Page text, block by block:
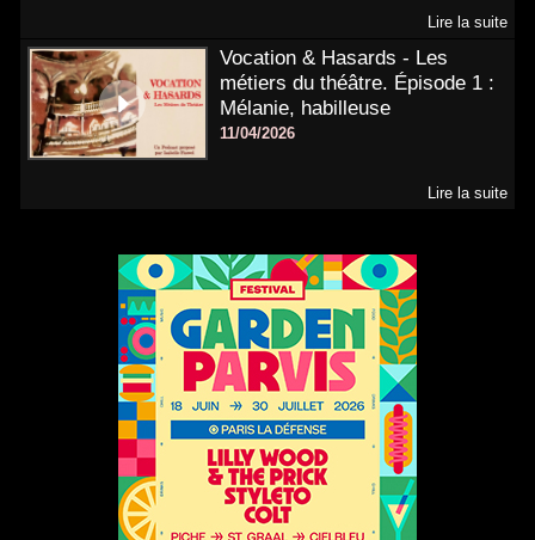
Lire la suite
Vocation & Hasards - Les
métiers du théâtre. Épisode 1 :
Mélanie, habilleuse
11/04/2026
Lire la suite